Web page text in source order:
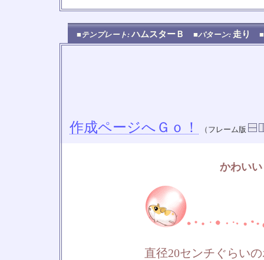
■テンプレート:ハムスターＢ ■パターン: 走り
作成ページへＧｏ！ （フレーム版
かわい
直径20センチぐらい